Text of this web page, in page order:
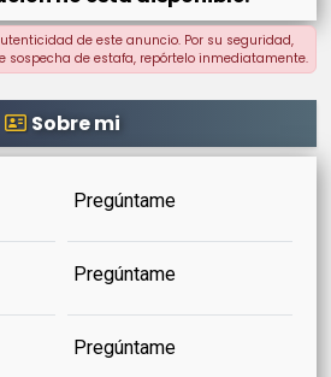
de este anuncio. Por su seguridad,
sospecha de estafa, repórtelo inmediatamente.
Sobre mi
Pregúntame
Pregúntame
Pregúntame